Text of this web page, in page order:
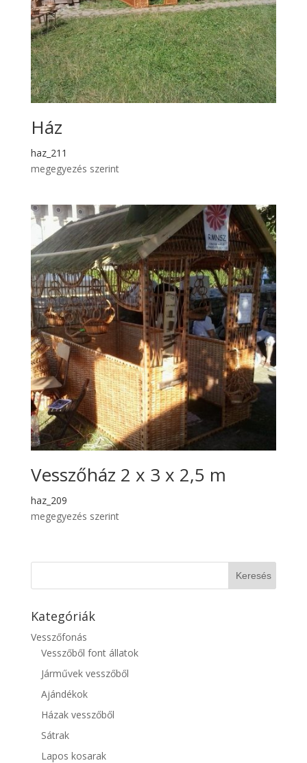
Ház
haz_211
megegyezés szerint
Vesszőház 2 x 3 x 2,5 m
haz_209
megegyezés szerint
Kategóriák
Vesszőfonás
Vesszőből font állatok
Járművek vesszőből
Ajándékok
Házak vesszőből
Sátrak
Lapos kosarak